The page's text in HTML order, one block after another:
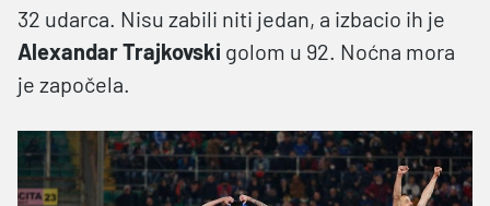
32 udarca. Nisu zabili niti jedan, a izbacio ih je
Alexandar Trajkovski golom u 92. Noćna mora
je započela.